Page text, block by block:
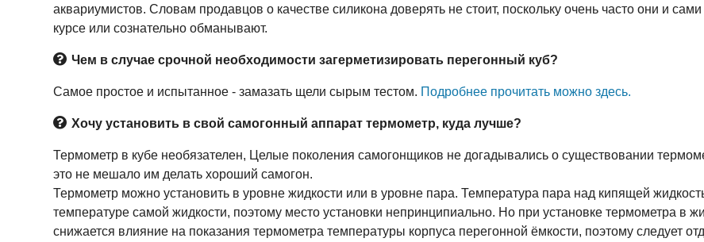
аквариумистов. Словам продавцов о качестве силикона доверять не стоит, поскольку очень часто они и сами
курсе или сознательно обманывают.
Чем в случае срочной необходимости загерметизировать перегонный куб?
Самое простое и испытанное - замазать щели сырым тестом. Подробнее прочитать можно здесь.
Хочу установить в свой самогонный аппарат термометр, куда лучше?
Термометр в кубе необязателен, Целые поколения самогонщиков не догадывались о существовании
это не мешало им делать хороший самогон.
Термометр можно установить в уровне жидкости или в уровне пара. Температура пара над кипящей
температуре самой жидкости, поэтому место установки непринципиально. Но при установке термометра в
снижается влияние на показания термометра температуры корпуса перегонной ёмкости, поэтому следует